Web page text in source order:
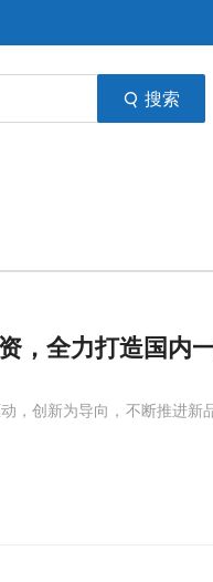
搜索
，全力打造国内
，创新为导向，不断推进